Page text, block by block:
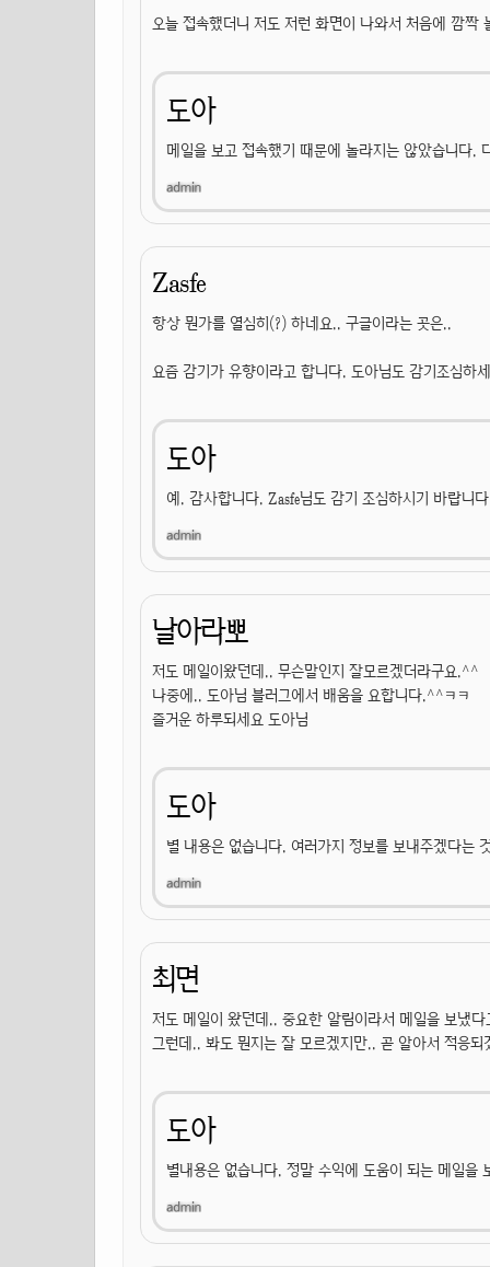
오늘 접속했더니 저도 저런 화면이 나와서 처음에 깜짝
도아
메일을 보고 접속했기 때문에 놀라지는 않았습니다.
Zasfe
항상 뭔가를 열심히(?) 하네요.. 구글이라는 곳은..
요즘 감기가 유향이라고 합니다. 도아님도 감기조심하
도아
예. 감사합니다. Zasfe님도 감기 조심하시기 바랍니
날아라뽀
저도 메일이왔던데.. 무슨말인지 잘모르겠더라구요.^^
나중에.. 도아님 블러그에서 배움을 요합니다.^^ㅋㅋ
즐거운 하루되세요 도아님
도아
별 내용은 없습니다. 여러가지 정보를 보내주겠다는
최면
저도 메일이 왔던데.. 중요한 알림이라서 메일을 보냈
그런데.. 봐도 뭔지는 잘 모르겠지만.. 곧 알아서 적응
도아
별내용은 없습니다. 정말 수익에 도움이 되는 메일을